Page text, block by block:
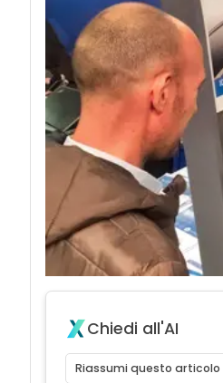
Chiedi all'AI
Riassumi questo articolo